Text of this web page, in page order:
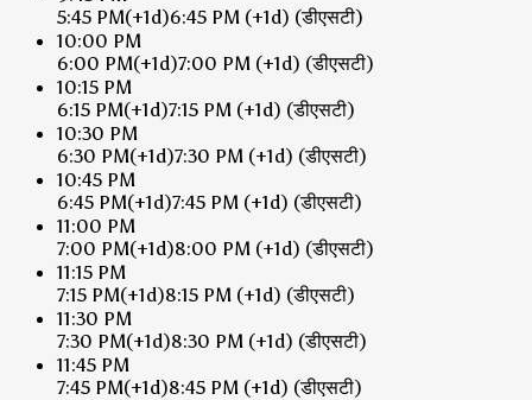
5:45 PM(+1d)6:45 PM (+1d) (डीएसटी)
10:00 PM
6:00 PM(+1d)7:00 PM (+1d) (डीएसटी)
10:15 PM
6:15 PM(+1d)7:15 PM (+1d) (डीएसटी)
10:30 PM
6:30 PM(+1d)7:30 PM (+1d) (डीएसटी)
10:45 PM
6:45 PM(+1d)7:45 PM (+1d) (डीएसटी)
11:00 PM
7:00 PM(+1d)8:00 PM (+1d) (डीएसटी)
11:15 PM
7:15 PM(+1d)8:15 PM (+1d) (डीएसटी)
11:30 PM
7:30 PM(+1d)8:30 PM (+1d) (डीएसटी)
11:45 PM
7:45 PM(+1d)8:45 PM (+1d) (डीएसटी)